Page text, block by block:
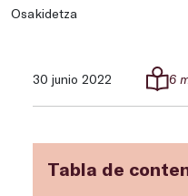
Osakidetza
30 junio 2022 6
Tabla de